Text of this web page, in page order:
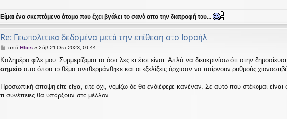
Είμαι ένα σκεπτόμενο άτομο που έχει βγάλει το σανό απο την διατροφή του...
Re: Γεωπολιτικά δεδομένα μετά την επίθεση στο Ισραήλ
Δ
μ
ο
ί
υ
από Hlios» Σάβ 21 Οκτ 2023, 09:44
Καλημέρα φίλε μου. Συμμερίζομαι τα όσα λες κι έτσι είναι. Απλά να διευκρινίσω ότι στην
σημείο απο όπου το θέμα αναθερμάνθηκε και οι εξελίξεις άρχισαν να παίρνουν ρυθμούς
Προσωπική άποψη είτε είχα, είτε όχι, νομίζω δε θα ενδιέφερε κανέναν. Σε αυτό που στέκομαι
τι συνέπειες θα υπάρξουν στο μέλλον.